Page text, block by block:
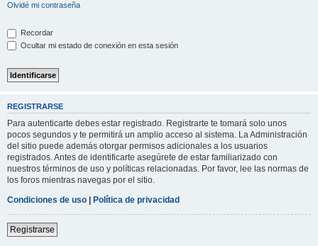
Olvidé mi contraseña
Recordar
Ocultar mi estado de conexión en esta sesión
REGISTRARSE
Para autenticarte debes estar registrado. Registrarte te tomará solo unos
pocos segundos y te permitirá un amplio acceso al sistema. La Administración
del sitio puede además otorgar permisos adicionales a los usuarios
registrados. Antes de identificarte asegúrete de estar familiarizado con
nuestros términos de uso y políticas relacionadas. Por favor, lee las normas de
los foros mientras navegas por el sitio.
Condiciones de uso | Política de privacidad
Registrarse